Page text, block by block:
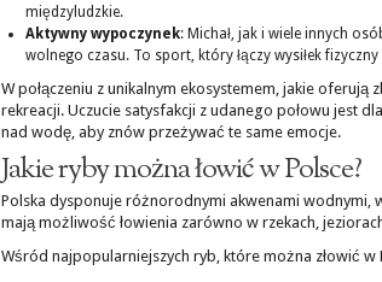
międzyludzkie.
Aktywny wypoczynek: Michał, jak i wiele innych
wolnego czasu. To sport, który łączy wysiłek
W połączeniu z unikalnym ekosystemem, jakie
rekreacji. Uczucie satysfakcji z udanego połowu jest
nad wodę, aby znów przeżywać te same emocje.
Jakie ryby można łowić w Polsce?
Polska dysponuje różnorodnymi akwenami wodnymi,
mają możliwość łowienia zarówno w rzekach,
Wśród najpopularniejszych ryb, które można złowić w